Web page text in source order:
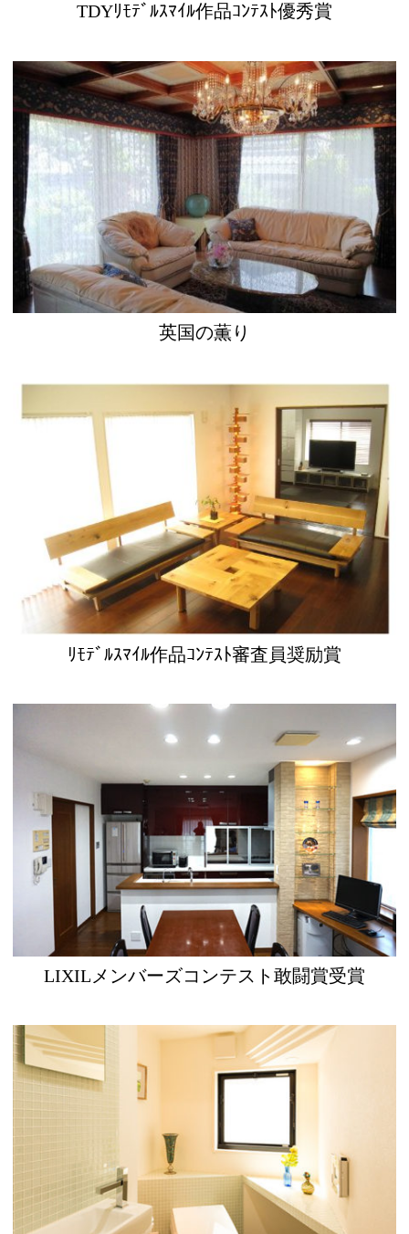
TDYﾘﾓﾃﾞﾙｽﾏｲﾙ作品ｺﾝﾃｽﾄ優秀賞
英国の薫り
ﾘﾓﾃﾞﾙｽﾏｲﾙ作品ｺﾝﾃｽﾄ審査員奨励賞
LIXILメンバーズコンテスト敢闘賞受賞